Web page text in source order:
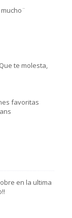
te molesta,
favoritas
en la ultima